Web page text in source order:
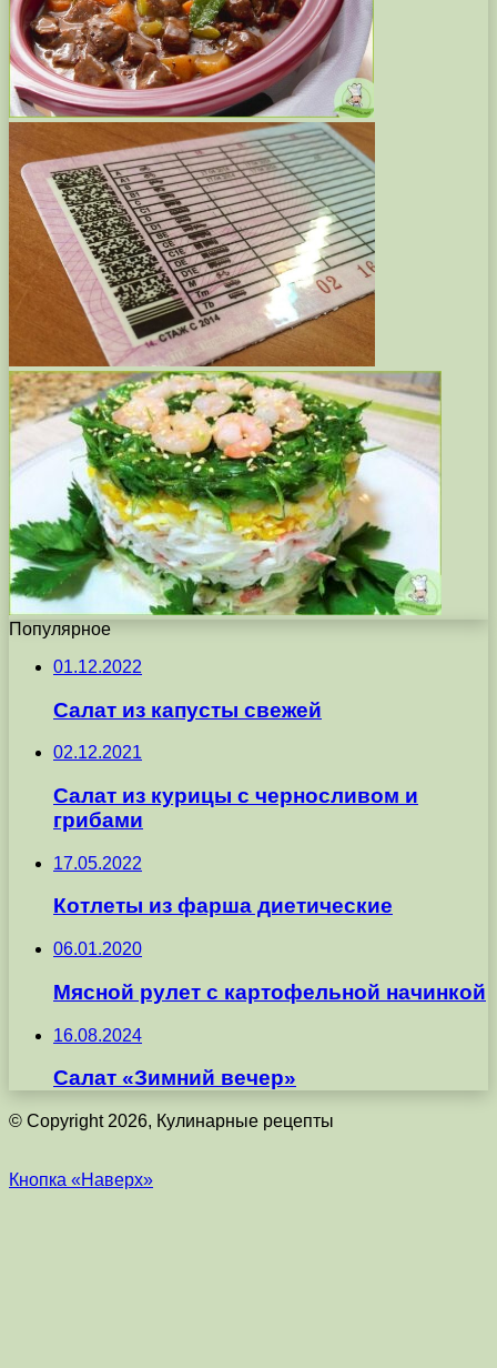
Популярное
01.12.2022
Салат из капусты свежей
02.12.2021
Салат из курицы с черносливом и
грибами
17.05.2022
Котлеты из фарша диетические
06.01.2020
Мясной рулет с картофельной начинкой
16.08.2024
Салат «Зимний вечер»
© Copyright 2026, Кулинарные рецепты
Кнопка «Наверх»